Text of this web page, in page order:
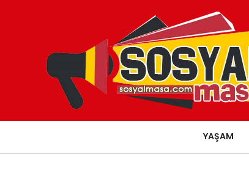
YAŞAM